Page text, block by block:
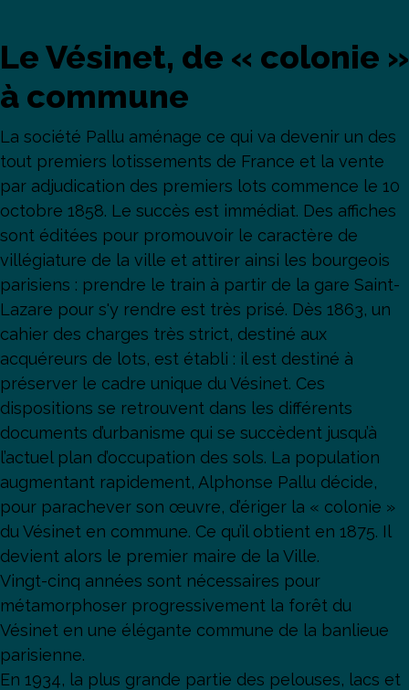
Le Vésinet, de « colonie »
à commune
La société Pallu aménage ce qui va devenir un des
tout premiers lotissements de France et la vente
par adjudication des premiers lots commence le 10
octobre 1858. Le succès est immédiat. Des affiches
sont éditées pour promouvoir le caractère de
villégiature de la ville et attirer ainsi les bourgeois
parisiens : prendre le train à partir de la gare Saint-
Lazare pour s'y rendre est très prisé. Dès 1863, un
cahier des charges très strict, destiné aux
acquéreurs de lots, est établi : il est destiné à
préserver le cadre unique du Vésinet. Ces
dispositions se retrouvent dans les différents
documents d’urbanisme qui se succèdent jusqu’à
l’actuel plan d’occupation des sols. La population
augmentant rapidement, Alphonse Pallu décide,
pour parachever son œuvre, d’ériger la « colonie »
du Vésinet en commune. Ce qu’il obtient en 1875. Il
devient alors le premier maire de la Ville.
Vingt-cinq années sont nécessaires pour
métamorphoser progressivement la forêt du
Vésinet en une élégante commune de la banlieue
parisienne.
En 1934, la plus grande partie des pelouses, lacs et